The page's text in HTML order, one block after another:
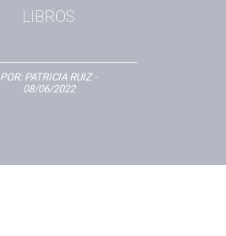
LIBROS
POR: PATRICIA RUIZ-
08/06/2022